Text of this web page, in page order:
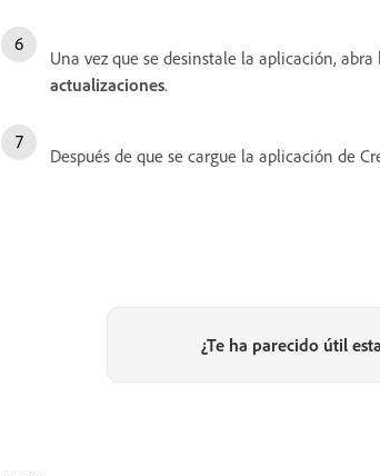
Una vez que se desinstale la aplicación,
actualizaciones.
Después de que se cargue la aplicación de
¿Te ha parecido útil